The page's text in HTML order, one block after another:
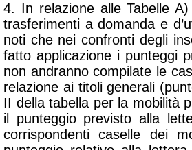
4. In relazione alle Tabelle
trasferimenti a domanda e
noti che nei confronti degli
fatto applicazione i punteggi
non andranno compilate le
relazione ai titoli generali
II della tabella per la mobilità
il punteggio previsto alla
corrispondenti caselle dei